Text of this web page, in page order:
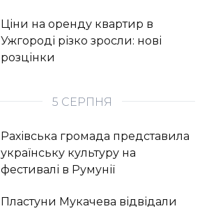
Ціни на оренду квартир в
Ужгороді різко зросли: нові
розцінки
5 СЕРПНЯ
Рахівська громада представила
українську культуру на
фестивалі в Румунії
Пластуни Мукачева відвідали